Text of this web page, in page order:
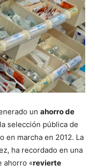
un ahorro de
selección pública de
en marcha en 2012. La
ha recordado en una
ahorro «revierte